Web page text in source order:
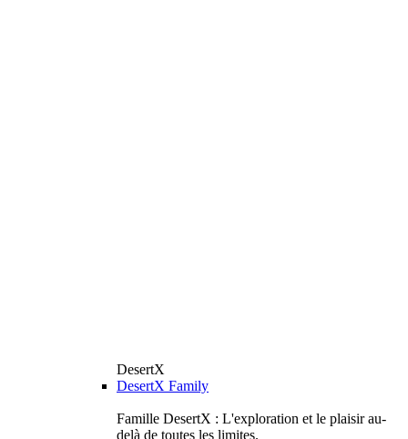
DesertX
DesertX Family
Famille DesertX : L'exploration et le plaisir au-
delà de toutes les limites.